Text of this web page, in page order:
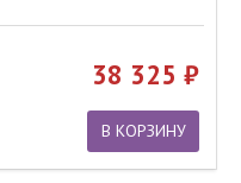
38 325
В КОРЗИНУ